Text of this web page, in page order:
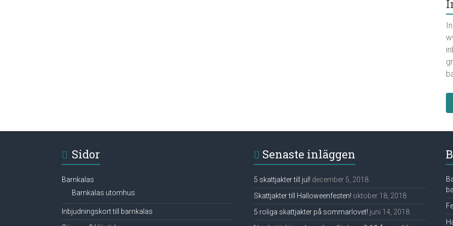
Sidor
Barnkalas
Barnkalas utomhus
Inbjudningskort till barnkalas
Senaste inläggen
5 skattjakter till jul! december 5, 2018
Skattjakter till Halloweenfesten! oktober 18, 2018
5 roliga skattjakter på sommarlovet! juni 14, 2018